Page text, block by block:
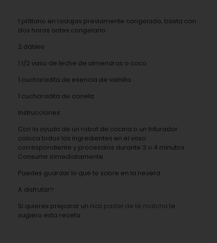
1 plátano en rodajas previamente congelado, basta con
dos horas antes congelarlo
2 dátiles
1 1/2 vaso de leche de almendras o coco
1 cucharadita de esencia de vainilla
1 cucharadita de canela
Instrucciones:
Con la ayuda de un robot de cocina o un triturador
coloca todos los ingredientes en el vaso
correspondiente y procesalos durante 3 o 4 minutos.
Consumir inmediatamente.
Puedes guardar lo que te sobre en la nevera.
A disfrutar!!
Si quieres preparar un rico pastel de té matcha te
sugiero esta receta